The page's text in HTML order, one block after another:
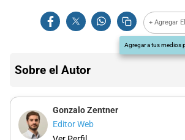
+ Agregar
Agregar a tus medios
Sobre el Autor
Gonzalo Zentner
Editor Web